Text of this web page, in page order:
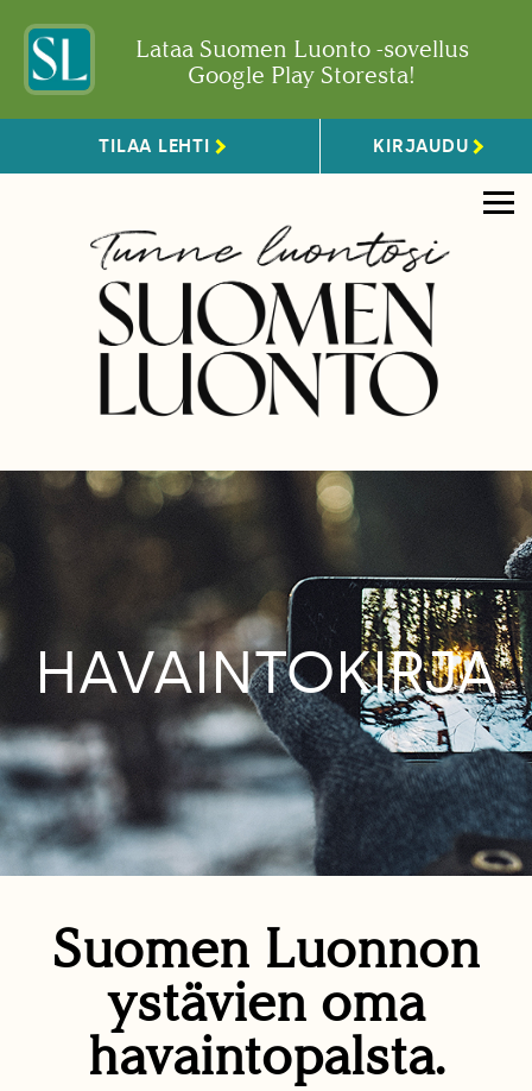
Lataa Suomen Luonto -sovellus
Google Play Storesta!
TILAA LEHTI KIRJAUDU
HAVAINTOKIRJA
Suomen Luonnon
ystävien oma
havaintopalsta.